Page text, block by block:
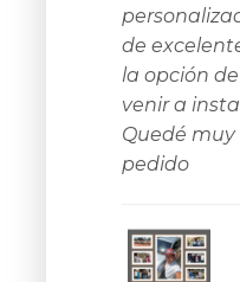
de
la opción
venir a
Quedé
pedido